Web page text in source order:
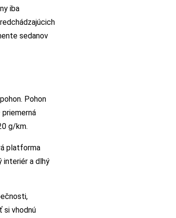
iba
sedanov
Pohon
g/km.
platforma
interiér a dlhý
si vhodnú